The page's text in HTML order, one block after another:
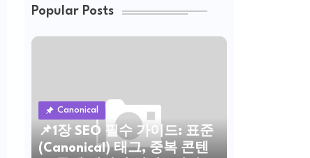
Popular Posts
Canonical
📌1장 SEO 필수 가이드: 표준
(Canonical) 태그, 중복 콘텐